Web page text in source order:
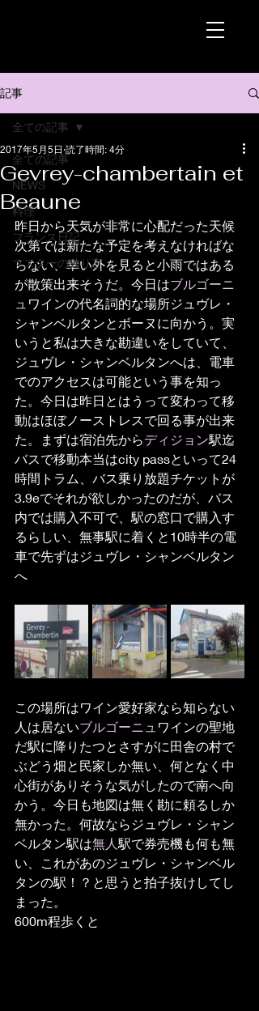
記事
全ての記事
NEWS
料理
フランス日記
マスターの独り言
全ての記事
Gevrey-chambertain et
Beaune
2017年5月5日 読了時間: 4分
昨日から天気が非常に心配だった天候
次第では新たな予定を考えなければな
らない、幸い外を見ると小雨ではある
が散策出来そうだ。今日はブルゴーニ
ュ ワインの代名詞的な場所ジュヴレ・
シャンベルタンとボーヌに向かう。実
いうと私は大きな勘違いをしていて、
ジュヴレ・シャンベルタンへは、電車
でのアクセスは可能という事を知っ
た。今日は昨日とはうって変わって移
動はほぼノーストレスで回る事が出来
た。まずは宿泊先からディジョン駅迄
バスで移動本当はcity passといって24
時間トラム、バス乗り放題チケットが
3.9eでそれが欲しかったのだが、バス
内では購入不可で、駅の窓口で購入す
るらしい、無事駅に着くと10時半の電
車で先ずはジュヴレ・シャンベルタン
へ
この場所はワイン愛好家なら知らない
人は居ないブルゴーニュ ワインの聖地
だ駅に降りたつとさすがに田舎の村で
ぶどう畑と民家しか無い、何となく中
心街がありそうな気がしたので南へ向
かう。今日も地図は無く勘に頼るしか
無かった。何故ならジュヴレ・シャン
ベルタン駅は無人 駅で券売機も何も無
い、これがあのジュヴレ・シャンベル
タンの駅！？と思うと拍子抜けしてし
まった。
600m程歩くと